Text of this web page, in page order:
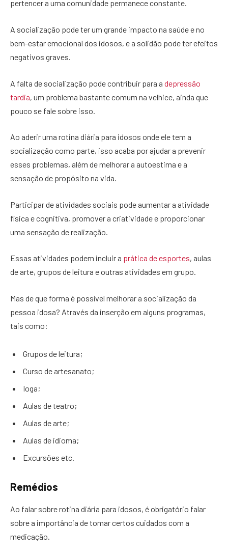
pertencer a uma comunidade permanece constante.
A socialização pode ter um grande impacto na saúde e no
bem-estar emocional dos idosos, e a solidão pode ter efeitos
negativos graves.
A falta de socialização pode contribuir para a depressão
tardia, um problema bastante comum na velhice, ainda que
pouco se fale sobre isso.
Ao aderir uma rotina diária para idosos onde ele tem a
socialização como parte, isso acaba por ajudar a prevenir
esses problemas, além de melhorar a autoestima e a
sensação de propósito na vida.
Participar de atividades sociais pode aumentar a atividade
física e cognitiva, promover a criatividade e proporcionar
uma sensação de realização.
Essas atividades podem incluir a prática de esportes, aulas
de arte, grupos de leitura e outras atividades em grupo.
Mas de que forma é possível melhorar a socialização da
pessoa idosa? Através da inserção em alguns programas,
tais como:
Grupos de leitura;
Curso de artesanato;
Ioga;
Aulas de teatro;
Aulas de arte;
Aulas de idioma;
Excursões etc.
Remédios
Ao falar sobre rotina diária para idosos, é obrigatório falar
sobre a importância de tomar certos cuidados com a
medicação.